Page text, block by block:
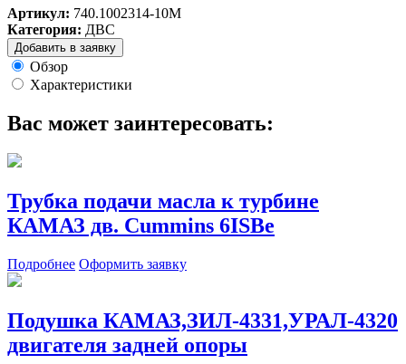
Артикул: 740.1002314-10М
Категория: ДВС
Добавить в заявку
Обзор
Характеристики
Вас может заинтересовать:
Трубка подачи масла к турбине
КАМАЗ дв. Cummins 6ISBe
Подробнее Оформить заявку
Подушка КАМАЗ,ЗИЛ-4331,УРАЛ-4320
двигателя задней опоры